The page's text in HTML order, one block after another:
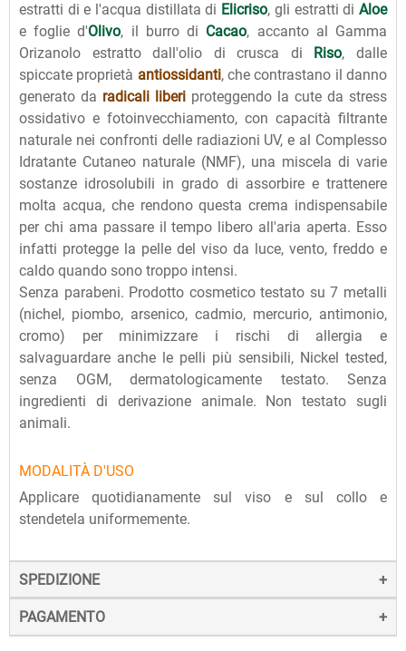
estratti di e l'acqua distillata di Elicriso, gli estratti diAloe
e foglie d'Olivo, il burro di Cacao, accanto al Gamma
Orizanolo estratto dall'olio di crusca di
Riso, dalle
spiccate proprietà antiossidanti, che contrastano il danno
generato da radicali liberi proteggendo la cute da stress
ossidativo e fotoinvecchiamento, con capacità filtrante
naturale nei confronti delle radiazioni UV, e al Complesso
Idratante Cutaneo naturale (NMF), una miscela di varie
sostanze idrosolubili in grado di assorbire e trattenere
molta acqua, che rendono questa crema indispensabile
per chi ama passare il tempo libero all'aria aperta. Esso
infatti protegge la pelle del viso da luce, vento, freddo e
caldo quando sono troppo intensi.
Senza parabeni. Prodotto cosmetico testato su 7 metalli
(nichel, piombo, arsenico, cadmio, mercurio, antimonio,
cromo) per minimizzare i rischi di allergia e
salvaguardare anche le pelli più sensibili, Nickel tested,
senza OGM, dermatologicamente testato. Senza
ingredienti di derivazione animale. Non testato sugli
animali.
MODALITÀ D'USO
Applicare quotidianamente sul viso e sul collo e
stendetela uniformemente.
SPEDIZIONE
La spedizione dei prodotti avviene entro 24 ore dall'ordine
(sabato e festivi esclusi), tramite corriere SDA.
PAGAMENTO